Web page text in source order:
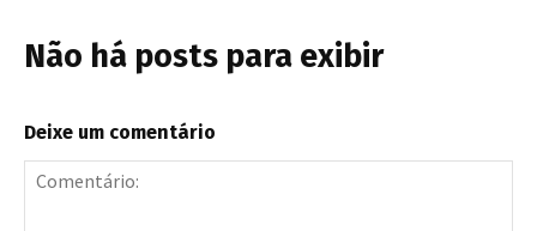
Não há posts para exibir
Deixe um comentário